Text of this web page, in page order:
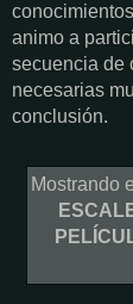
animo a
secuencia de
necesarias
conclusión.
Mostrando